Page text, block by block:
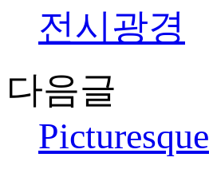
전시광경
다음글
Picturesque